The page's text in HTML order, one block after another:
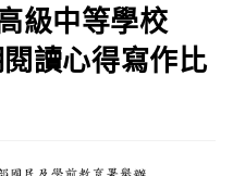
級中等學校
讀心得寫作比